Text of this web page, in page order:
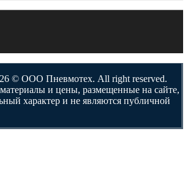
© ООО Пневмотех. All right reserved.
и цены, размещенные на сайте,
характер и не являются публичной